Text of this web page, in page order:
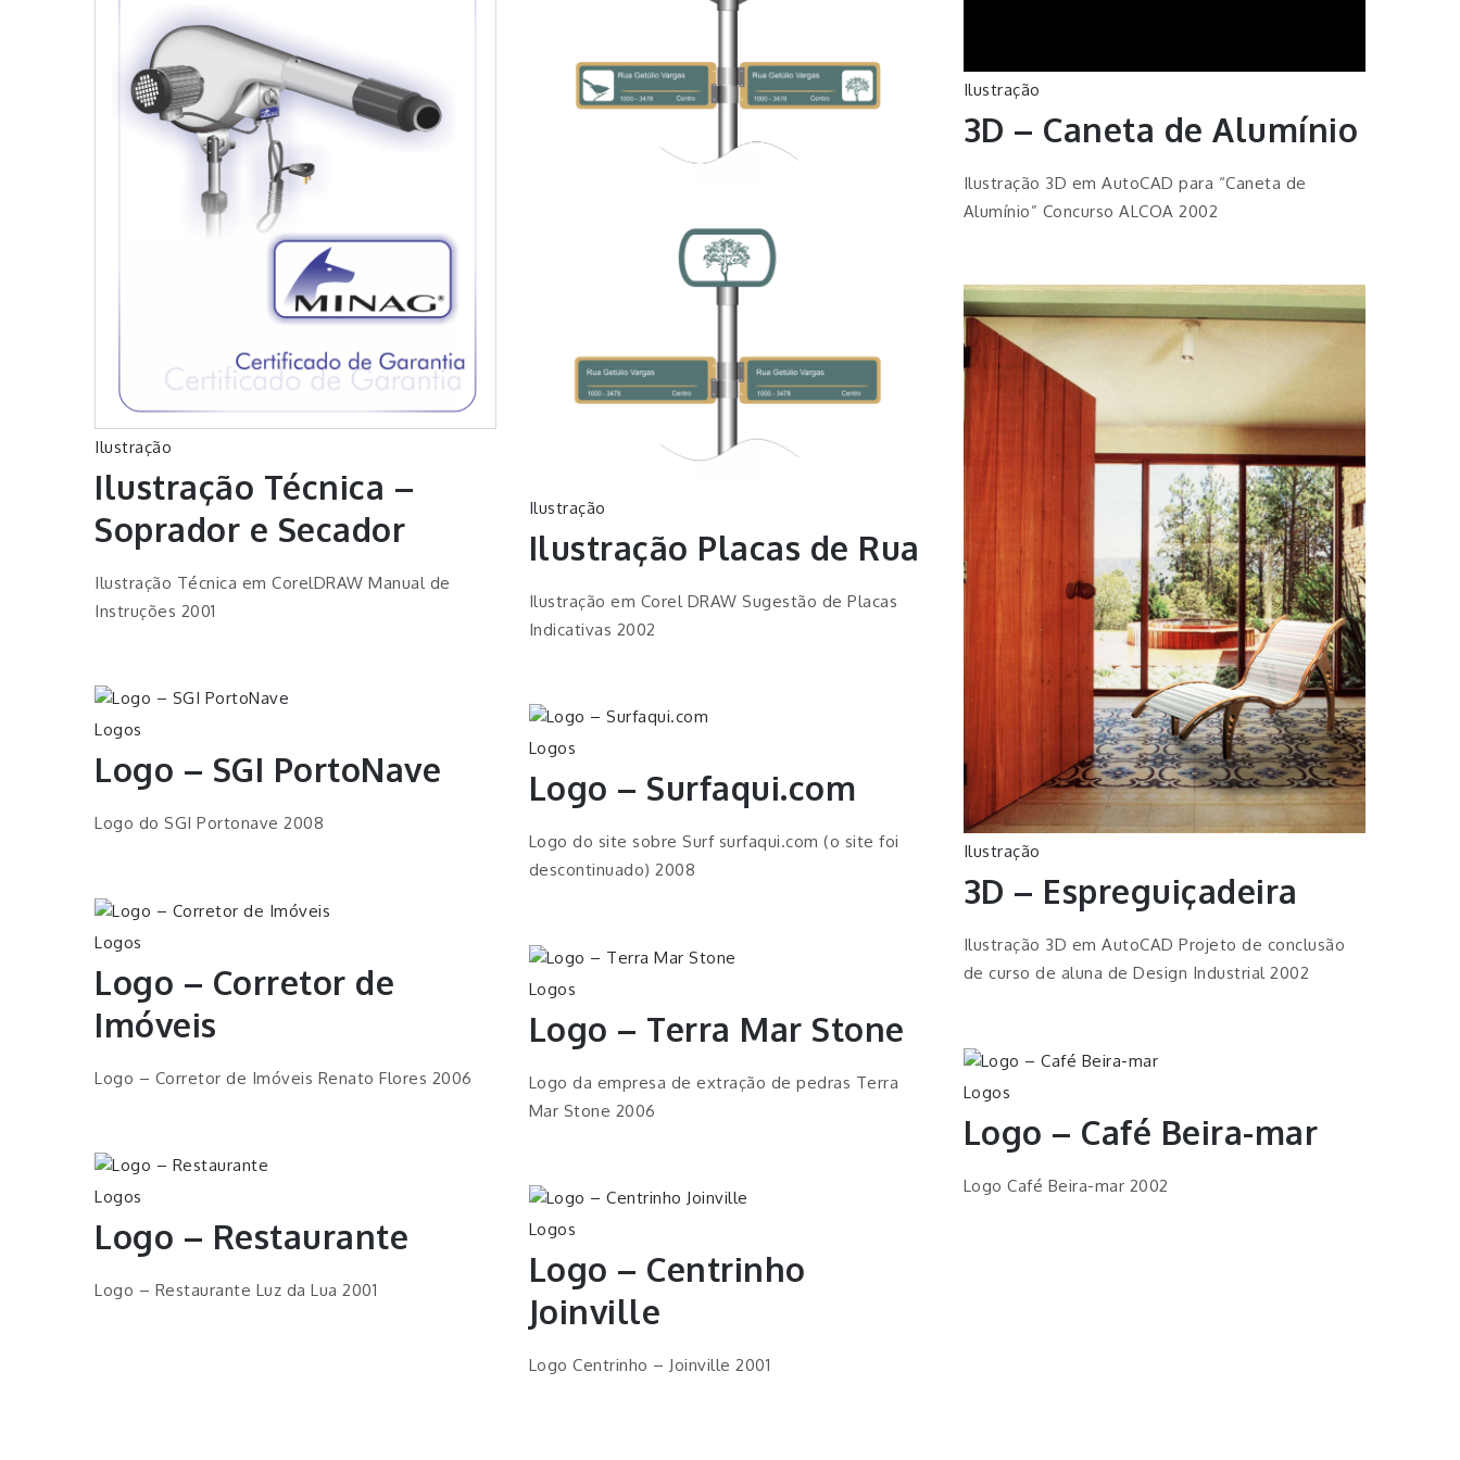
Ilustração
Ilustração Técnica –
Soprador e Secador
Ilustração Técnica em CorelDRAW Manual de
Instruções 2001
Ilustração
Ilustração Placas de Rua
Ilustração em Corel DRAW Sugestão de Placas
Indicativas 2002
Ilustração
3D – Caneta de Alumínio
Ilustração 3D em AutoCAD para “Caneta de
Alumínio” Concurso ALCOA 2002
Ilustração
3D – Espreguiçadeira
Ilustração 3D em AutoCAD Projeto de conclusão
de curso de aluna de Design Industrial 2002
Logos
Logo – SGI PortoNave
Logo do SGI Portonave 2008
Logos
Logo – Surfaqui.com
Logo do site sobre Surf surfaqui.com (o site foi
descontinuado) 2008
Logos
Logo – Corretor de
Imóveis
Logo – Corretor de Imóveis Renato Flores 2006
Logos
Logo – Terra Mar Stone
Logo da empresa de extração de pedras Terra
Mar Stone 2006
Logos
Logo – Café Beira-mar
Logo Café Beira-mar 2002
Logos
Logo – Restaurante
Logo – Restaurante Luz da Lua 2001
Logos
Logo – Centrinho
Joinville
Logo Centrinho – Joinville 2001